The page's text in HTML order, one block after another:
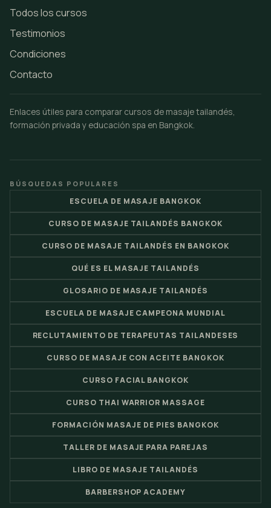
Todos los cursos
Testimonios
Condiciones
Contacto
Enlaces útiles para comparar cursos de masaje tailandés,
formación privada y educación spa en Bangkok.
BÚSQUEDAS POPULARES
ESCUELA DE MASAJE BANGKOK
CURSO DE MASAJE TAILANDÉS BANGKOK
CURSO DE MASAJE TAILANDÉS EN BANGKOK
QUÉ ES EL MASAJE TAILANDÉS
GLOSARIO DE MASAJE TAILANDÉS
ESCUELA DE MASAJE CAMPEONA MUNDIAL
RECLUTAMIENTO DE TERAPEUTAS TAILANDESES
CURSO DE MASAJE CON ACEITE BANGKOK
CURSO FACIAL BANGKOK
CURSO THAI WARRIOR MASSAGE
FORMACIÓN MASAJE DE PIES BANGKOK
TALLER DE MASAJE PARA PAREJAS
LIBRO DE MASAJE TAILANDÉS
BARBERSHOP ACADEMY